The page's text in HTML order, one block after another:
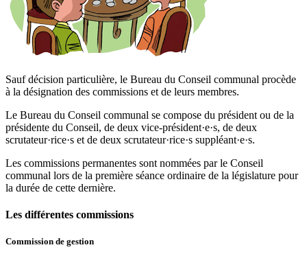
Sauf décision particulière, le Bureau du Conseil communal procède
à la désignation des commissions et de leurs membres.
Le Bureau du Conseil communal se compose du président ou de la
présidente du Conseil, de deux vice-président·e·s, de deux
scrutateur·rice·s et de deux scrutateur·rice·s suppléant·e·s.
Les commissions permanentes sont nommées par le Conseil
communal lors de la première séance ordinaire de la législature pour
la durée de cette dernière.
Les différentes commissions
Commission de gestion